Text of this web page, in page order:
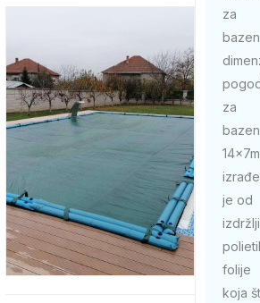
za
bazen
za
bazen
14x7m,
je od
folije
koja